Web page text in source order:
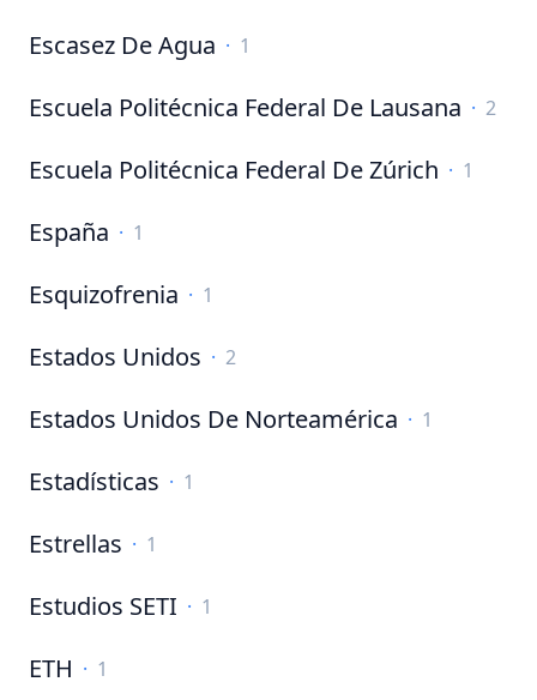
Escasez De Agua · 1
Escuela Politécnica Federal De Lausana · 2
Escuela Politécnica Federal De Zúrich · 1
España · 1
Esquizofrenia · 1
Estados Unidos · 2
Estados Unidos De Norteamérica · 1
Estadísticas · 1
Estrellas · 1
Estudios SETI · 1
ETH · 1